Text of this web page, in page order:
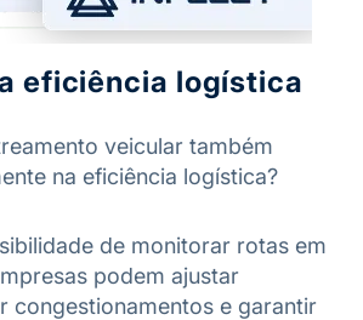
eficiência logística
veicular também
na eficiência logística?
de monitorar rotas em
podem ajustar
congestionamentos e garantir